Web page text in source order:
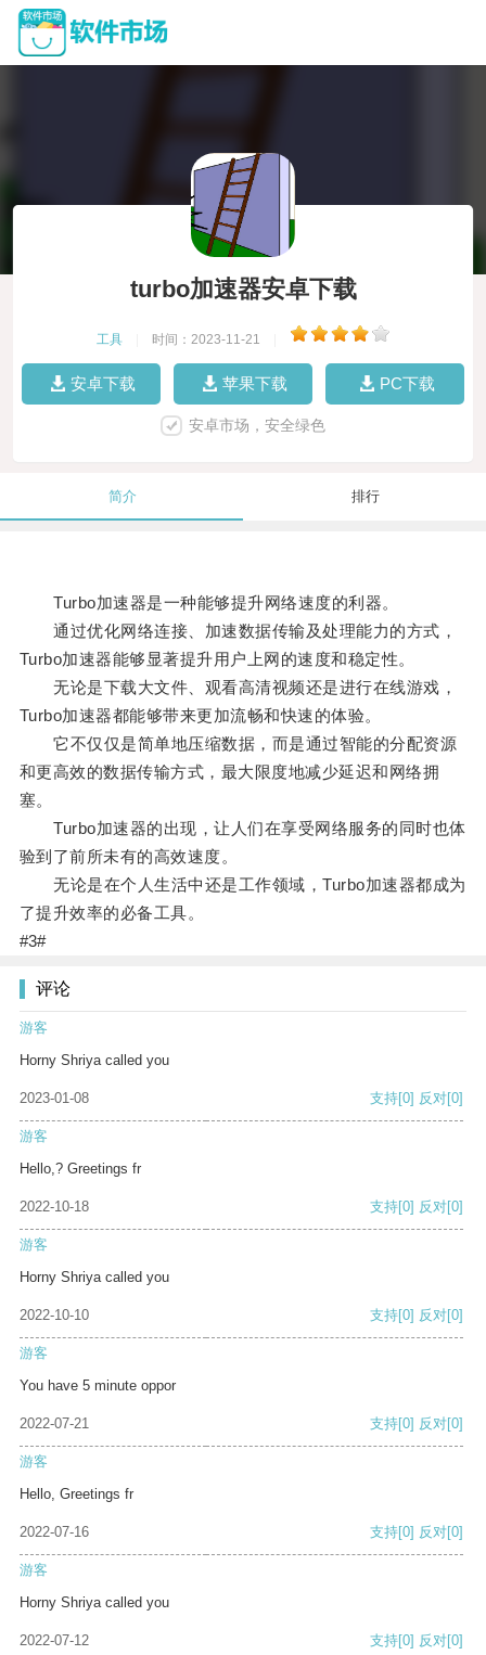
turbo加速器安卓下载
工具 时间：2023-11-21
安卓下载 苹果下载 PC下载
安卓市场，安全绿色
简介 排行
Turbo加速器是一种能够提升网络速度的利器。
通过优化网络连接、加速数据传输及处理能力的方式，
Turbo加速器能够显著提升用户上网的速度和稳定性。
无论是下载大文件、观看高清视频还是进行在线游戏，
Turbo加速器都能够带来更加流畅和快速的体验。
它不仅仅是简单地压缩数据，而是通过智能的分配资源
和更高效的数据传输方式，最大限度地减少延迟和网络拥
塞。
Turbo加速器的出现，让人们在享受网络服务的同时也体
验到了前所未有的高效速度。
无论是在个人生活中还是工作领域，Turbo加速器都成为
了提升效率的必备工具。
#3#
评论
游客
Horny Shriya called you
2023-01-08 支持[0] 反对[0]
游客
Hello,? Greetings fr
2022-10-18 支持[0] 反对[0]
游客
Horny Shriya called you
2022-10-10 支持[0] 反对[0]
游客
You have 5 minute oppor
2022-07-21 支持[0] 反对[0]
游客
Hello, Greetings fr
2022-07-16 支持[0] 反对[0]
游客
Horny Shriya called you
2022-07-12 支持[0] 反对[0]